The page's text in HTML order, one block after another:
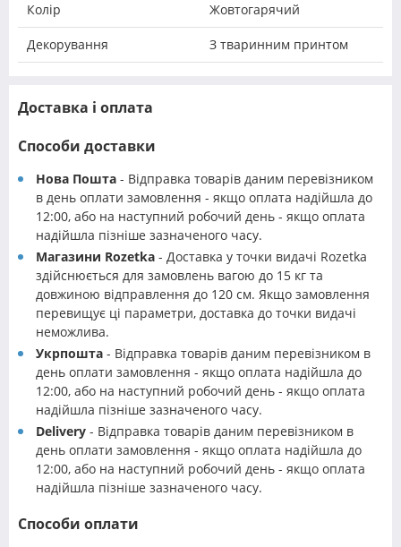
Колір Жовтогарячий
Декорування З тваринним принтом
Доставка і оплата
Способи доставки
Нова Пошта - Відправка товарів даним перевізником
в день оплати замовлення - якщо оплата надійшла до
12:00, або на наступний робочий день - якщо оплата
надійшла пізніше зазначеного часу.
Магазини Rozetka - Доставка у точки видачі Rozetka
здійснюється для замовлень вагою до 15 кг та
довжиною відправлення до 120 см. Якщо замовлення
перевищує ці параметри, доставка до точки видачі
неможлива.
Укрпошта - Відправка товарів даним перевізником в
день оплати замовлення - якщо оплата надійшла до
12:00, або на наступний робочий день - якщо оплата
надійшла пізніше зазначеного часу.
Delivery - Відправка товарів даним перевізником в
день оплати замовлення - якщо оплата надійшла до
12:00, або на наступний робочий день - якщо оплата
надійшла пізніше зазначеного часу.
Способи оплати